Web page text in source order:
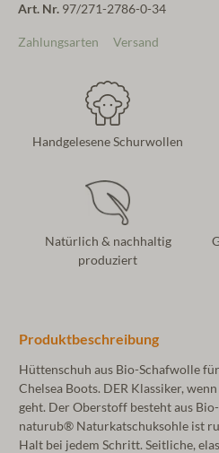
Art. Nr. 97/271-2786-0-34
Zahlungsarten Versand
Handgelesene Schurwollen
Natürlich & nachhaltig
produziert
Produktbeschreibung
Hüttenschuh aus Bio-Schafwolle
Chelsea Boots. DER Klassiker,
geht. Der Oberstoff besteht aus
naturub® Naturkatschuksohle ist
Halt bei jedem Schritt. Seitliche,